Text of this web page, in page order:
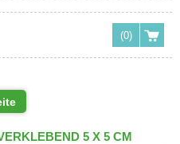
(0)
5 X 5 CM